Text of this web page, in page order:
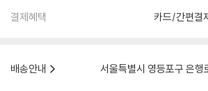
결제혜택 카드/간편결
배송안내
서울특별시 영등포구 은행